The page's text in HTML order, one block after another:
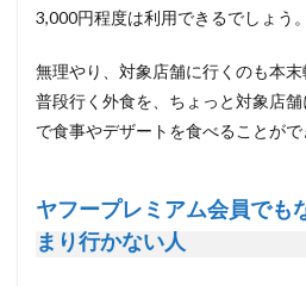
3,000円程度は利用できるでしょう。
無理やり、対象店舗に行くのも本末
普段行く外食を、ちょっと対象店
で食事やデザートを食べることがで
ヤフープレミアム会員でも
まり行かない人